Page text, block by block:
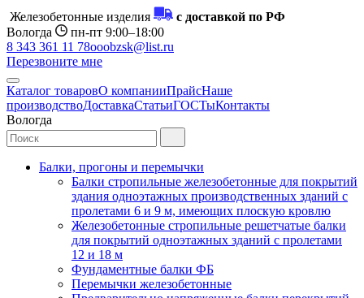
Железобетонные изделия
с доставкой по РФ
Вологда
пн-пт 9:00–18:00
8 343 361 11 78ooobzsk@list.ru
Перезвоните мне
Каталог товаровО компанииПрайсНаше
производствоДоставкаСтатьиГОСТыКонтакты
Вологда
Балки, прогоны и перемычки
Балки стропильные железобетонные для покрытий
здания одноэтажных производственных зданий с
пролетами 6 и 9 м, имеющих плоскую кровлю
Железобетонные стропильные решетчатые балки
для покрытий одноэтажных зданий с пролетами
12 и 18 м
Фундаментные балки ФБ
Перемычки железобетонные